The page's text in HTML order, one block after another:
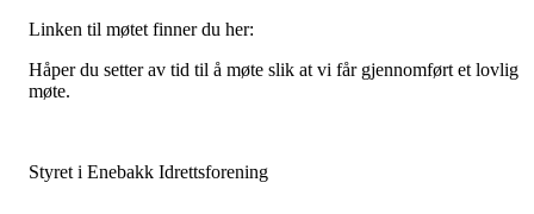
Linken til møtet finner du her:
Håper du setter av tid til å møte slik at vi får gjennomført et lovlig
møte.
Styret i Enebakk Idrettsforening